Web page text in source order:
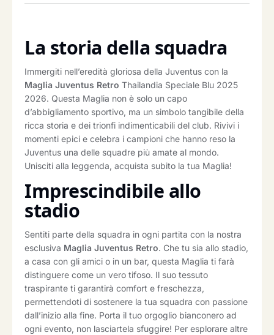
La storia della squadra
Immergiti nell’eredità gloriosa della Juventus con la
Maglia Juventus Retro Thailandia Speciale Blu 2025
2026. Questa Maglia non è solo un capo
d’abbigliamento sportivo, ma un simbolo tangibile della
ricca storia e dei trionfi indimenticabili del club. Rivivi i
momenti epici e celebra i campioni che hanno reso la
Juventus una delle squadre più amate al mondo.
Unisciti alla leggenda, acquista subito la tua Maglia!
Imprescindibile allo
stadio
Sentiti parte della squadra in ogni partita con la nostra
esclusiva Maglia Juventus Retro. Che tu sia allo stadio,
a casa con gli amici o in un bar, questa Maglia ti farà
distinguere come un vero tifoso. Il suo tessuto
traspirante ti garantirà comfort e freschezza,
permettendoti di sostenere la tua squadra con passione
dall’inizio alla fine. Porta il tuo orgoglio bianconero ad
ogni evento, non lasciartela sfuggire! Per esplorare altre